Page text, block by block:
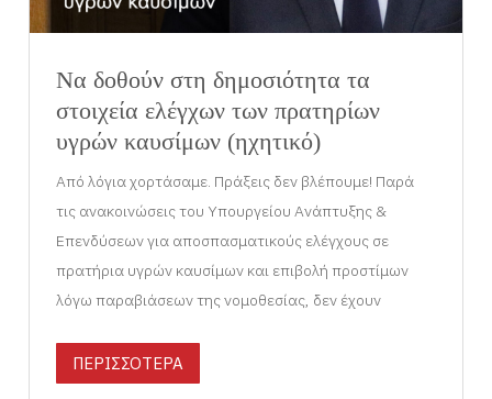
Να δοθούν στη δημοσιότητα τα
στοιχεία ελέγχων των πρατηρίων
υγρών καυσίμων (ηχητικό)
Από λόγια χορτάσαμε. Πράξεις δεν βλέπουμε! Παρά
τις ανακοινώσεις του Υπουργείου Ανάπτυξης &
Επενδύσεων για αποσπασματικούς ελέγχους σε
πρατήρια υγρών καυσίμων και επιβολή προστίμων
λόγω παραβιάσεων της νομοθεσίας, δεν έχουν
ΠΕΡΙΣΣΟΤΕΡΑ